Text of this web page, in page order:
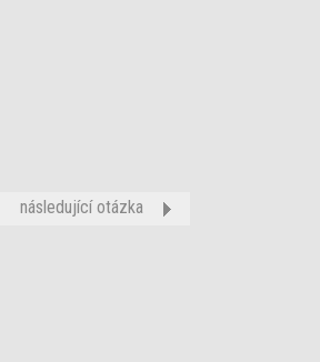
následující otázka